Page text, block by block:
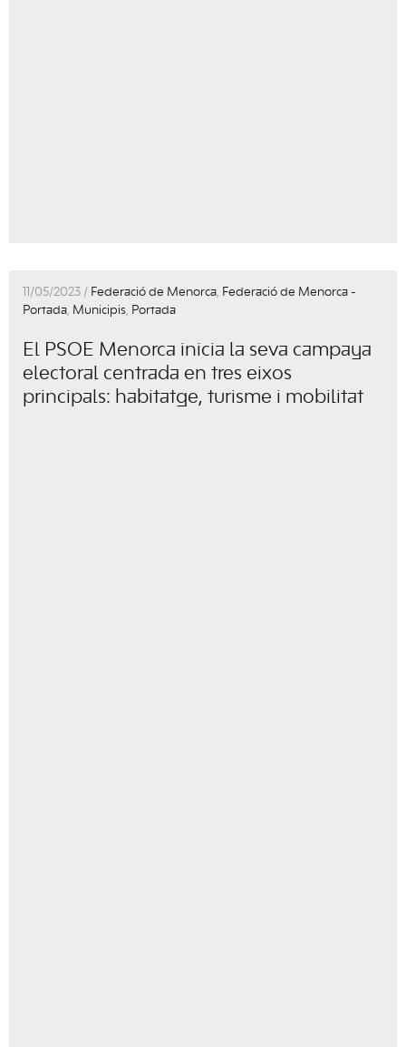
11/05/2023 / Federació de Menorca, Federació de Menorca -
Portada, Municipis, Portada
El PSOE Menorca inicia la seva campaya
electoral centrada en tres eixos
principals: habitatge, turisme i mobilitat